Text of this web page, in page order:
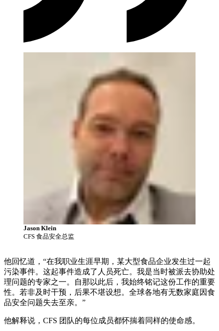
Jason Klein
CFS 食品安全总监
他回忆道，“在我职业生涯早期，某大型食品企业发生过一起
污染事件。这起事件造成了人员死亡。我是当时被派去协助处
理问题的专家之一。自那以此后，我始终铭记这份工作的重要
性。若非及时干预，后果不堪设想。全球各地有无数家庭因食
品安全问题失去至亲。”
他解释说，CFS 团队的每位成员都怀揣着同样的使命感。